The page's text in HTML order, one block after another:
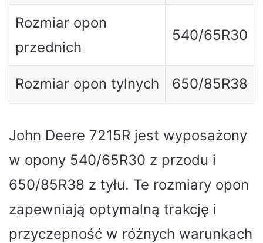
Rozmiar opon
przednich
540/65R30
Rozmiar opon tylnych 650/85R38
John Deere 7215R jest wyposażony
w opony 540/65R30 z przodu i
650/85R38 z tyłu. Te rozmiary opon
zapewniają optymalną trakcję i
przyczepność w różnych warunkach